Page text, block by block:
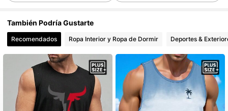
4,79 49K Seguidores
4,79 49K Seguidores
4,79 49K Seguidores
También Podría Gustarte
Recomendados Ropa Interior y Ropa de Dormir Deportes &